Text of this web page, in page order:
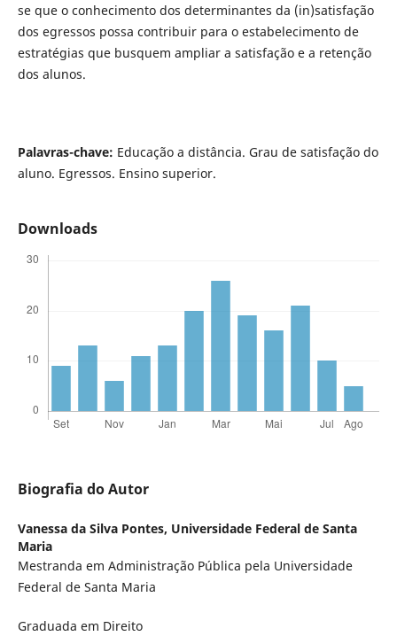
se que o conhecimento dos determinantes da (in)satisfação
dos egressos possa contribuir para o estabelecimento de
estratégias que busquem ampliar a satisfação e a retenção
dos alunos.
Palavras-chave: Educação a distância. Grau de satisfação do
aluno. Egressos. Ensino superior.
Downloads
Biografia do Autor
Vanessa da Silva Pontes, Universidade Federal de Santa
Maria
Mestranda em Administração Pública pela Universidade
Federal de Santa Maria
Graduada em Direito